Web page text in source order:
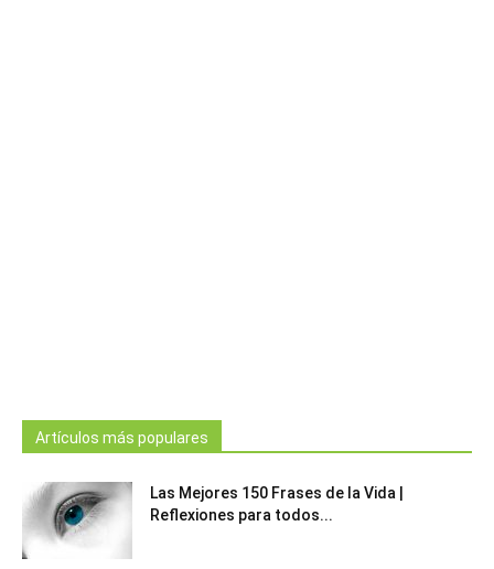
Artículos más populares
Las Mejores 150 Frases de la Vida |
Reflexiones para todos...